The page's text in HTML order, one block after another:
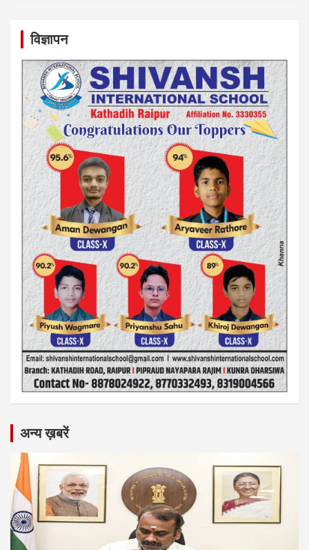
विज्ञापन
अन्य ख़बरें